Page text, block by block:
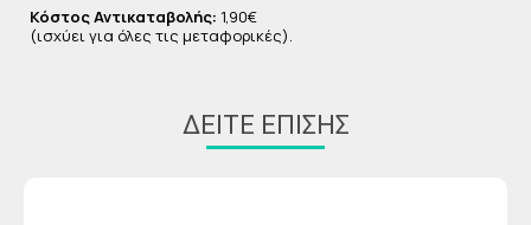
Κόστος Αντικαταβολής: 1,90€
(ισχύει για όλες τις μεταφορικές).
ΔΕΊΤΕ ΕΠΊΣΗΣ